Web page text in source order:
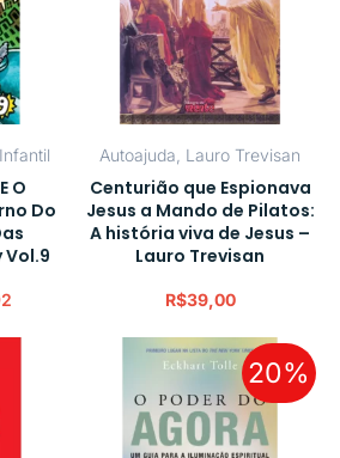
O
Do
Vol.9
Autoajuda Lauro Trevisan
Centurião que Espionava
Jesus a Mando de Pilatos:
A história viva de Jesus –
Lauro Trevisan
R$39,00
20%